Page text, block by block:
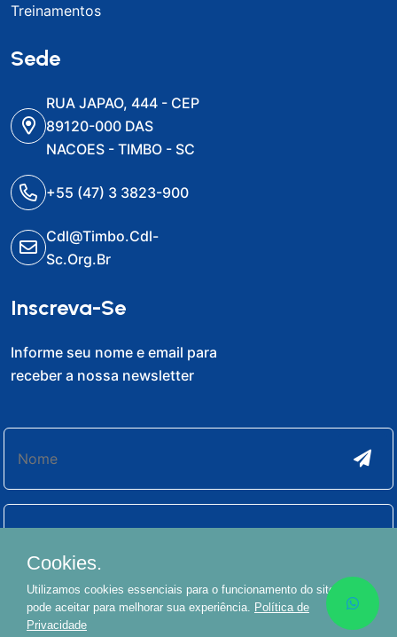
Treinamentos
Sede
RUA JAPAO, 444 - CEP
89120-000 DAS
NACOES - TIMBO - SC
+55 (47) 3 3823-900
Cdl@timbo.cdl-
Sc.org.br
Inscreva-Se
Informe seu nome e email para
receber a nossa newsletter
Cookies.
Utilizamos cookies essenciais para o funcionamento do site. Você
pode aceitar para melhorar sua experiência. Política de
Privacidade